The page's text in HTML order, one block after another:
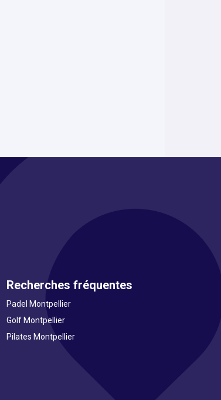
Recherches fréquentes
Padel Montpellier
Golf Montpellier
Pilates Montpellier